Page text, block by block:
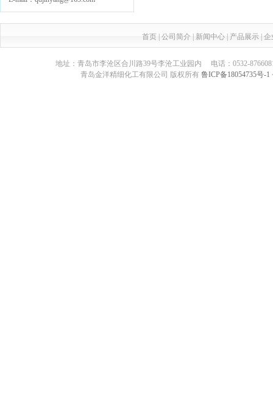
首页 公司简介 新闻中心 产品展示 企
地址：青岛市李沧区合川路39号李沧工业园内 电话：0532-
青岛金洋精细化工有限公司 版权所有 鲁ICP备18054735号-1